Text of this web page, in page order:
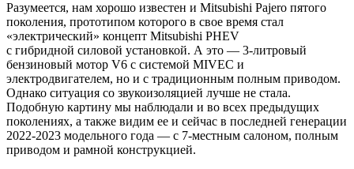
Разумеется, нам хорошо известен и Mitsubishi Pajero пятого
поколения, прототипом которого в свое время стал
«электрический» концепт Mitsubishi PHEV
с гибридной силовой установкой. А это — 3-литровый
бензиновый мотор V6 с системой MIVEC и
электродвигателем, но и с традиционным полным приводом.
Однако ситуация со звукоизоляцией лучше не стала.
Подобную картину мы наблюдали и во всех предыдущих
поколениях, а также видим ее и сейчас в последней генерации
2022-2023 модельного года — с 7-местным салоном, полным
приводом и рамной конструкцией.